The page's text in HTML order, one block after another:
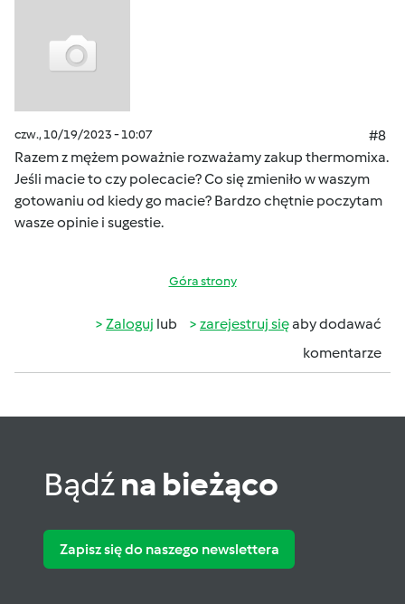
czw., 10/19/2023 - 10:07
#8
Razem z mężem poważnie rozważamy zakup thermomixa.
Jeśli macie to czy polecacie? Co się zmieniło w waszym
gotowaniu od kiedy go macie? Bardzo chętnie poczytam
wasze opinie i sugestie.
Góra strony
Zaloguj lub zarejestruj sięaby dodawać
komentarze
Bądźna bieżąco
Zapisz się do naszego newslettera